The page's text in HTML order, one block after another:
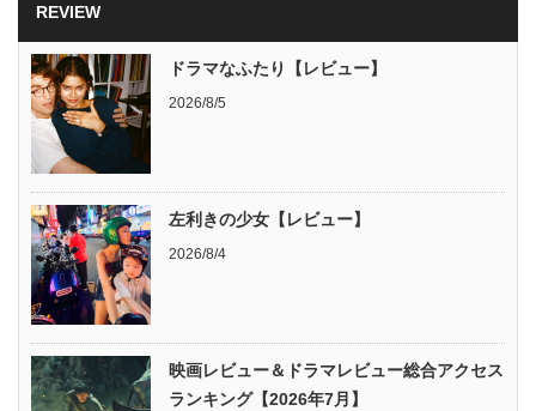
REVIEW
ドラマなふたり【レビュー】
2026/8/5
左利きの少女【レビュー】
2026/8/4
映画レビュー＆ドラマレビュー総合アクセス
ランキング【2026年7月】